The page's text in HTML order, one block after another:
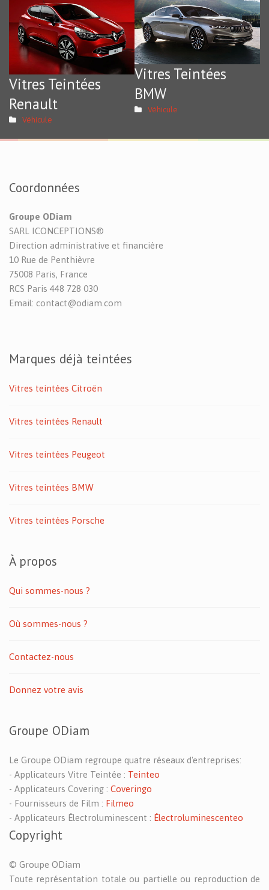
Vitres Teintées
Renault
Véhicule
Vitres Teintées
BMW
Véhicule
Coordonnées
Groupe ODiam
SARL ICONCEPTIONS®
Direction administrative et financière
10 Rue de Penthièvre
75008 Paris, France
RCS Paris 448 728 030
Email: contact@odiam.com
Marques déjà teintées
Vitres teintées Citroën
Vitres teintées Renault
Vitres teintées Peugeot
Vitres teintées BMW
Vitres teintées Porsche
À propos
Qui sommes-nous ?
Où sommes-nous ?
Contactez-nous
Donnez votre avis
Groupe ODiam
Le Groupe ODiam regroupe quatre réseaux d'entreprises:
- Applicateurs Vitre Teintée : Teinteo
- Applicateurs Covering : Coveringo
- Fournisseurs de Film : Filmeo
- Applicateurs Électroluminescent : Électroluminescenteo
Copyright
© Groupe ODiam
Toute représentation totale ou partielle ou reproduction de